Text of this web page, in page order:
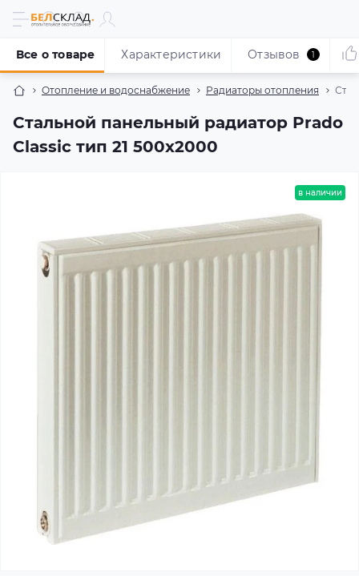
Отопление и водоснабжение Радиаторы отопления
Стальной панельный радиатор Prado
Classic тип 21 500x2000
Все о товаре Характеристики Отзывов 1
в наличии